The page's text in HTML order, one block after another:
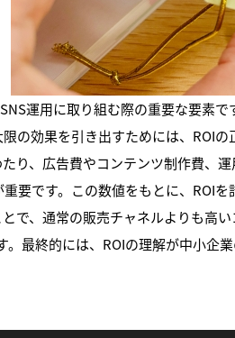
運用に取り組む際の重要な要素
の効果を引き出すためには、ROIの
り、広告費やコンテンツ制作費、
要です。この数値をもとに、ROI
で、通常の販売チャネルよりも高
最終的には、ROIの理解が中小企